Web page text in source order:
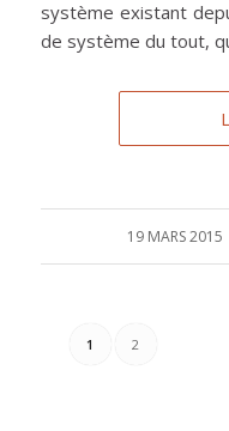
système existant
de système du tout,
19 MARS 2015
/
1 2